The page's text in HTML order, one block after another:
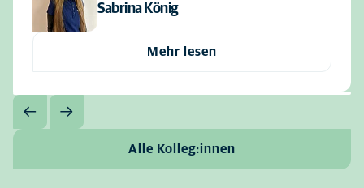
Sabrina König
Mehr lesen
Alle Kolleg:innen